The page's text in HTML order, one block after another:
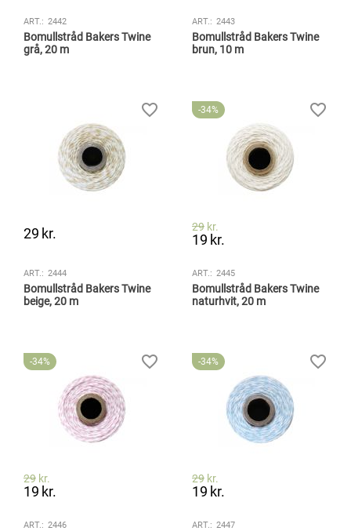
ART.: 2442
Bomullstråd Bakers Twine
grå, 20 m
ART.: 2443
Bomullstråd Bakers Twine
brun, 10 m
29 kr.
ART.: 2444
Bomullstråd Bakers Twine
beige, 20 m
34%
29 kr.
19 kr.
ART.: 2445
Bomullstråd Bakers Twine
naturhvit, 20 m
34%
29 kr.
19 kr.
ART.: 2446
34%
29 kr.
19 kr.
ART.: 2447